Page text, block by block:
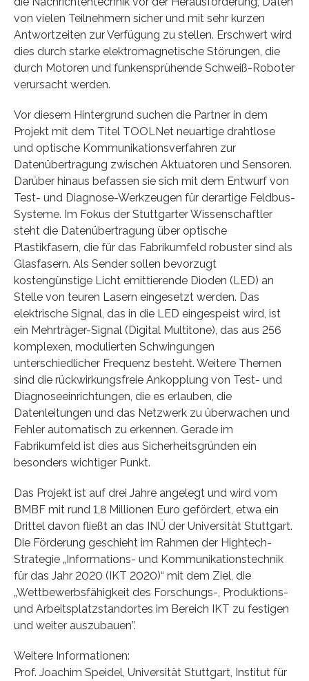
von vielen Teilnehmern sicher und mit sehr kurzen
Antwortzeiten zur Verfügung zu stellen. Erschwert wird
dies durch starke elektromagnetische Störungen, die
durch Motoren und funkensprühende Schweiß-Roboter
verursacht werden.
Vor diesem Hintergrund suchen die Partner in dem
Projekt mit dem Titel TOOLNet neuartige drahtlose
und optische Kommunikationsverfahren zur
Datenübertragung zwischen Aktuatoren und Sensoren.
Darüber hinaus befassen sie sich mit dem Entwurf von
Test- und Diagnose-Werkzeugen für derartige Feldbus-
Systeme. Im Fokus der Stuttgarter Wissenschaftler
steht die Datenübertragung über optische
Plastikfasern, die für das Fabrikumfeld robuster sind als
Glasfasern. Als Sender sollen bevorzugt
kostengünstige Licht emittierende Dioden (LED) an
Stelle von teuren Lasern eingesetzt werden. Das
elektrische Signal, das in die LED eingespeist wird, ist
ein Mehrträger-Signal (Digital Multitone), das aus 256
komplexen, modulierten Schwingungen
unterschiedlicher Frequenz besteht. Weitere Themen
sind die rückwirkungsfreie Ankopplung von Test- und
Diagnoseeinrichtungen, die es erlauben, die
Datenleitungen und das Netzwerk zu überwachen und
Fehler automatisch zu erkennen. Gerade im
Fabrikumfeld ist dies aus Sicherheitsgründen ein
besonders wichtiger Punkt.
Das Projekt ist auf drei Jahre angelegt und wird vom
BMBF mit rund 1,8 Millionen Euro gefördert, etwa ein
Drittel davon fließt an das INÜ der Universität Stuttgart.
Die Förderung geschieht im Rahmen der Hightech-
Strategie „Informations- und Kommunikationstechnik
für das Jahr 2020 (IKT 2020)“ mit dem Ziel, die
„Wettbewerbsfähigkeit des Forschungs-, Produktions-
und Arbeitsplatzstandortes im Bereich IKT zu festigen
und weiter auszubauen”.
Weitere Informationen:
Prof. Joachim Speidel, Universität Stuttgart, Institut für